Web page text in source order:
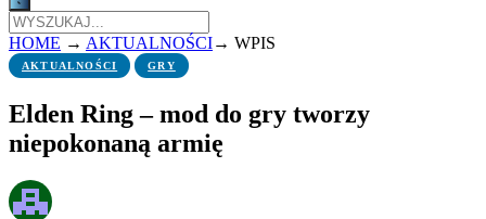
HOME → AKTUALNOŚCI→ WPIS
AKTUALNOŚCI GRY
Elden Ring – mod do gry tworzy
niepokonaną armię